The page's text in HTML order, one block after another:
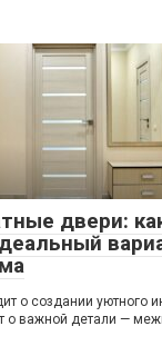
двери:
о создании уютного
о важной детали —